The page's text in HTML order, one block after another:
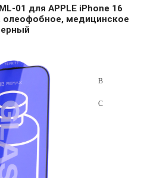
01 для APPLE iPhone 16
олеофобное, медицинское